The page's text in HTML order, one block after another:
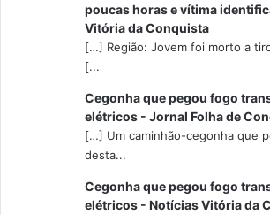
poucas horas e vítima
Vitória da Conquista
[…] Região: Jovem foi morto a
[...
Cegonha que pegou fogo
elétricos - Jornal Folha de
[…] Um caminhão-cegonha que
desta...
Cegonha que pegou fogo
elétricos - Notícias Vitória da